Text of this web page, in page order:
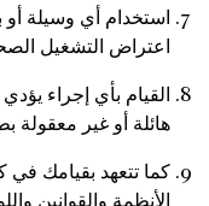
استخدام أي وسيلة أو
اعتراض التشغيل
القيام بأي إجراء
هائلة أو غير معقولة
كما تتعهد بقيامك في